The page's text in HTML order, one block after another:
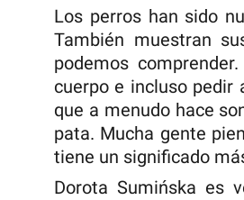
Los perros han sido
También muestran
podemos
cuerpo e incluso pedir
que a menudo hace
pata. Mucha gente
tiene un significado
Dorota Sumińska es